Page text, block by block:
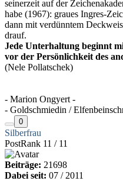
seinerzeit auf der
habe (1967): graues Ingres-
dann mit verdünntem
drauf.
Jede Unterhaltung beginnt
vor der Persönlichkeit des
(Nele Pollatschek)
- Marion Ongyert -
- Goldschmiedin /
0
Silberfrau
PostRank 11 / 11
Beiträge: 21698
Dabei seit: 07 / 2011